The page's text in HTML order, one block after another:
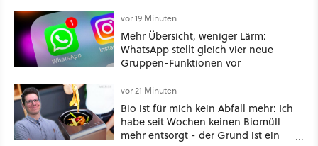
vor 19 Minuten
Mehr Übersicht, weniger Lärm:
WhatsApp stellt gleich vier neue
Gruppen-Funktionen vor
vor 21 Minuten
Bio ist für mich kein Abfall mehr: Ich
habe seit Wochen keinen Biomüll
mehr entsorgt - der Grund ist ein